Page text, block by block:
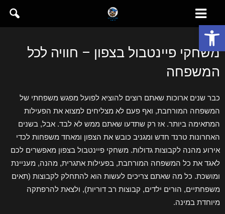
פתח סרגל נגישות
משחקי פיינטבול בצפון – חוויה לכל
המשפחה
כבר שנים ארוכות שאתם רוצים להוציא לפועל מפגש משפחתי של
המשפחה המורחבת, ואף פעם לא מצליחים למצוא את הפעילות
המתאימה ביותר. אז רק שתדעו שאתם ממש לא לבד. אבל, בשנים
האחרונות טרנד חדש ומגניב כובש את הצפון ומאחד משפחות לכדי
אירוע מהנה לקבוצות גדולות. משחקי פיינטבול בצפון מאפשרים לכם
לאגד את כל המשפחה המורחבת, בפעילות אתגרית, מהנה, מעניינת
ומושכת. כל מה שאתם צריכים לעשות הוא להתחלק לקבוצות (תאים
משפחתיים, הורים ילדים, קבוצות רב דוריות), ולצאת להרפתקה
מיוחדת במינה.